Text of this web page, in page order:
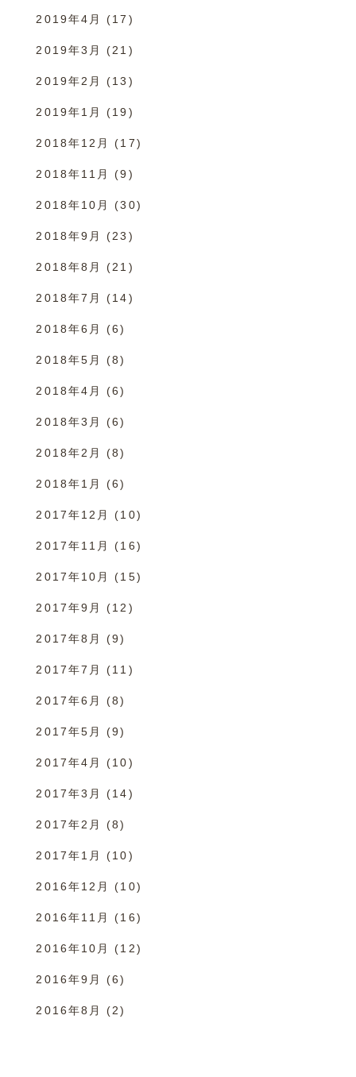
2019年4月 (17)
2019年3月 (21)
2019年2月 (13)
2019年1月 (19)
2018年12月 (17)
2018年11月 (9)
2018年10月 (30)
2018年9月 (23)
2018年8月 (21)
2018年7月 (14)
2018年6月 (6)
2018年5月 (8)
2018年4月 (6)
2018年3月 (6)
2018年2月 (8)
2018年1月 (6)
2017年12月 (10)
2017年11月 (16)
2017年10月 (15)
2017年9月 (12)
2017年8月 (9)
2017年7月 (11)
2017年6月 (8)
2017年5月 (9)
2017年4月 (10)
2017年3月 (14)
2017年2月 (8)
2017年1月 (10)
2016年12月 (10)
2016年11月 (16)
2016年10月 (12)
2016年9月 (6)
2016年8月 (2)